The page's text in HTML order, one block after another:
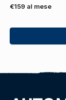
€159 al mese